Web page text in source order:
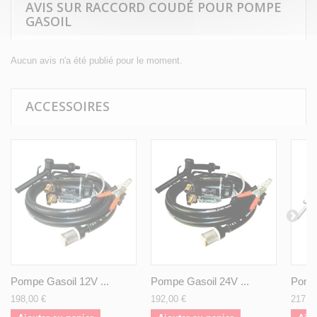
AVIS SUR RACCORD COUDÉ POUR POMPE
GASOIL
Aucun avis n'a été publié pour le moment.
ACCESSOIRES
Pompe Gasoil 12V ...
198,00 €
Pompe Gasoil 24V ...
192,00 €